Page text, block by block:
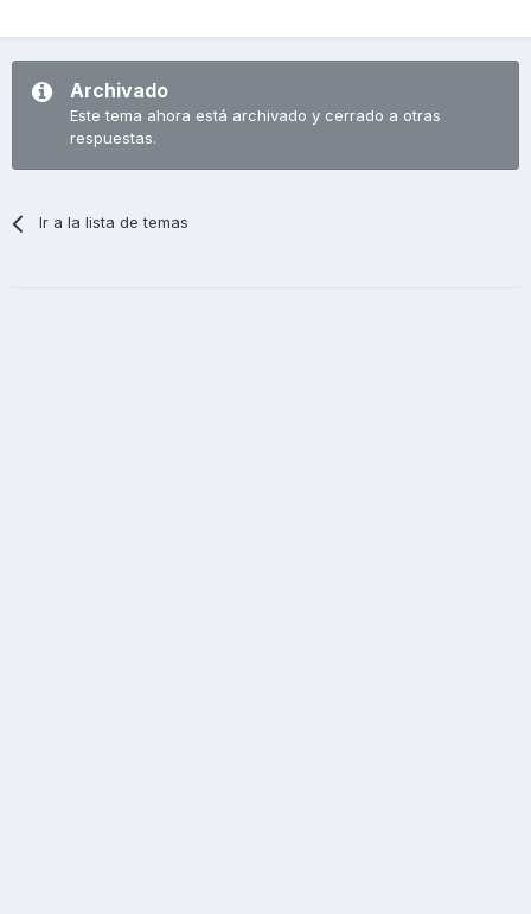
Archivado
Este tema ahora está archivado y cerrado a otras
respuestas.
Ir a la lista de temas